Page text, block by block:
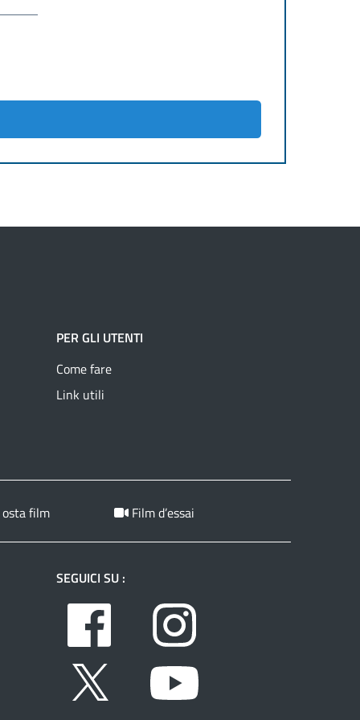
PER GLI UTENTI
Come fare
Link utili
film Film d’essai
SEGUICI SU :
Facebook
Twitter